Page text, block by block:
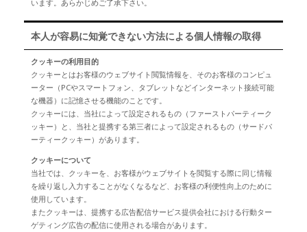
います。あらかじめご了承下さい。
本人が容易に知覚できない方法による個人情報の取得
クッキーの利用目的
クッキーとはお客様のウェブサイト閲覧情報を、そのお客様のコンピュ
ーター（PCやスマートフォン、タブレットなどインターネット接続可能
な機器）に記憶させる機能のことです。
クッキーには、当社によって設定されるもの（ファーストパーティーク
ッキー）と、当社と提携する第三者によって設定されるもの（サードパ
ーティークッキー）があります。
クッキーについて
当社では、クッキーを、お客様がウェブサイトを閲覧する際に同じ情報
を繰り返し入力することがなくなるなど、お客様の利便性向上のために
使用しています。
またクッキーは、提携する広告配信サービス提供会社における行動ター
ゲティング広告の配信に使用される場合があります。